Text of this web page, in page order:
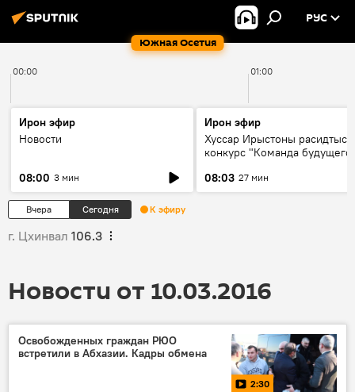
Южная Осетия
РУС
00:00 01:00
Ирон эфир
Новости
08:00 3 мин
Ирон эфир
Хуссар Ирыстоны
конкурс "Команда
08:03 27 мин
Вчера Сегодня К эфиру
г. Цхинвал 106.3
Новости от 10.03.2016
Освобожденных граждан РЮО
встретили в Абхазии. Кадры обмена
2:30